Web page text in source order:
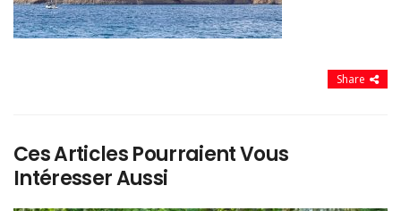
Share
Ces Articles Pourraient Vous
Intéresser Aussi